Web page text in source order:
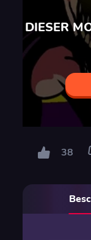
DIESER
38